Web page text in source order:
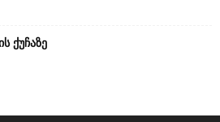
ქუჩაზე